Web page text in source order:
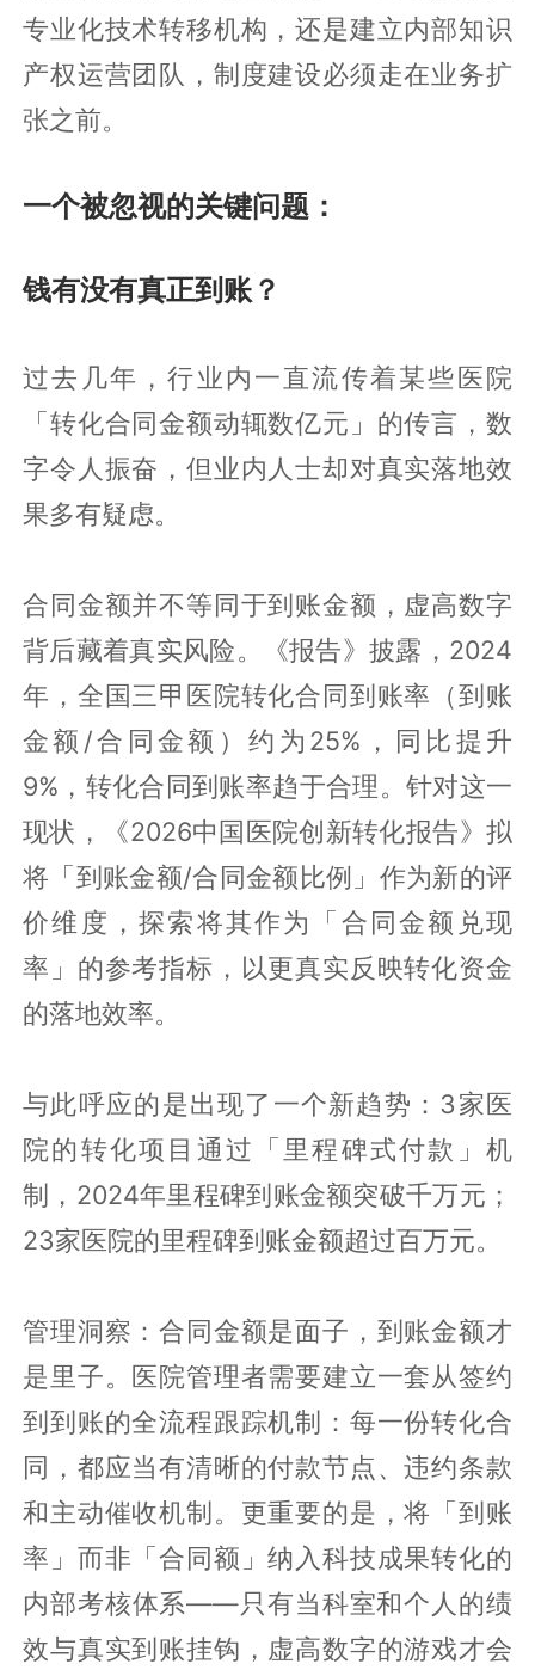
专业化技术转移机构，还是建立内部知识
产权运营团队，制度建设必须走在业务扩
张之前。
一个被忽视的关键问题：
钱有没有真正到账？
过去几年，行业内一直流传着某些医院
「转化合同金额动辄数亿元」的传言，数
字令人振奋，但业内人士却对真实落地效
果多有疑虑。
合同金额并不等同于到账金额，虚高数字
背后藏着真实风险。《报告》披露，2024
年，全国三甲医院转化合同到账率（到账
金额/合同金额）约为25%，同比提升
9%，转化合同到账率趋于合理。针对这一
现状，《2026中国医院创新转化报告》拟
将「到账金额/合同金额比例」作为新的评
价维度，探索将其作为「合同金额兑现
率」的参考指标，以更真实反映转化资金
的落地效率。
与此呼应的是出现了一个新趋势：3家医
院的转化项目通过「里程碑式付款」机
制，2024年里程碑到账金额突破千万元；
23家医院的里程碑到账金额超过百万元。
管理洞察：合同金额是面子，到账金额才
是里子。医院管理者需要建立一套从签约
到到账的全流程跟踪机制：每一份转化合
同，都应当有清晰的付款节点、违约条款
和主动催收机制。更重要的是，将「到账
率」而非「合同额」纳入科技成果转化的
内部考核体系——只有当科室和个人的绩
效与真实到账挂钩，虚高数字的游戏才会